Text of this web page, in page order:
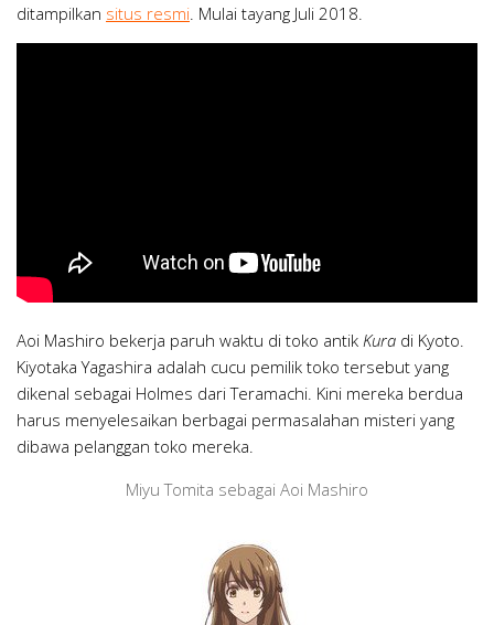
ditampilkan situs resmi . Mulai tayang Juli 2018.
Aoi Mashiro bekerja paruh waktu di toko antik Kura di Kyoto.
Kiyotaka Yagashira adalah cucu pemilik toko tersebut yang
dikenal sebagai Holmes dari Teramachi. Kini mereka berdua
harus menyelesaikan berbagai permasalahan misteri yang
dibawa pelanggan toko mereka.
Miyu Tomita sebagai Aoi Mashiro